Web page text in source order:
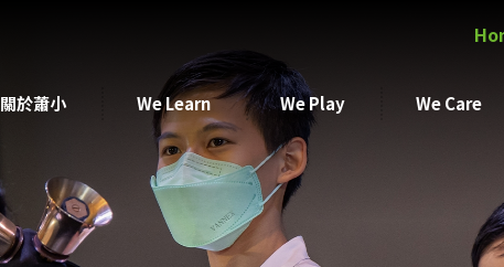
關於蕭小 We Learn We Play We Care